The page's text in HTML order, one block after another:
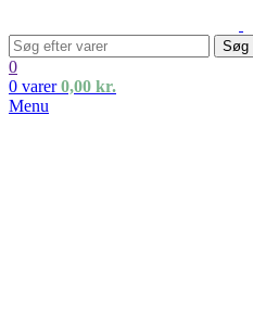
Søg
0
0 varer 0,00 kr.
Menu